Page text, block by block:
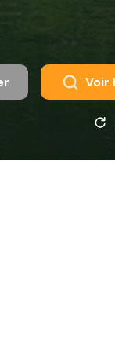
Voir